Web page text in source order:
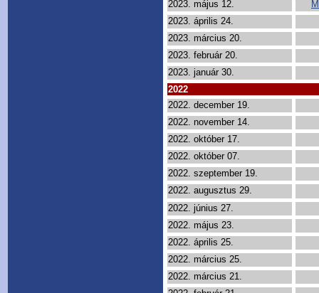
2023. május 12.
2023. április 24.
2023. március 20.
2023. február 20.
2023. január 30.
2022
2022. december 19.
2022. november 14.
2022. október 17.
2022. október 07.
2022. szeptember 19.
2022. augusztus 29.
2022. június 27.
2022. május 23.
2022. április 25.
2022. március 25.
2022. március 21.